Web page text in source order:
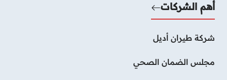
أهم الشركات
شركة طيران أديل
مجلس الضمان الصحي